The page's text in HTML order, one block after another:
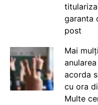
garanta
post
Mai
acorda
cu ora
Multe